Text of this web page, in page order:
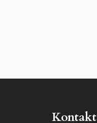
Kontakt